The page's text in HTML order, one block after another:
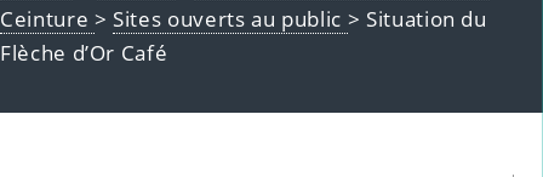
Ceinture > Sites ouverts au public > Situation du
Flèche d’Or Café